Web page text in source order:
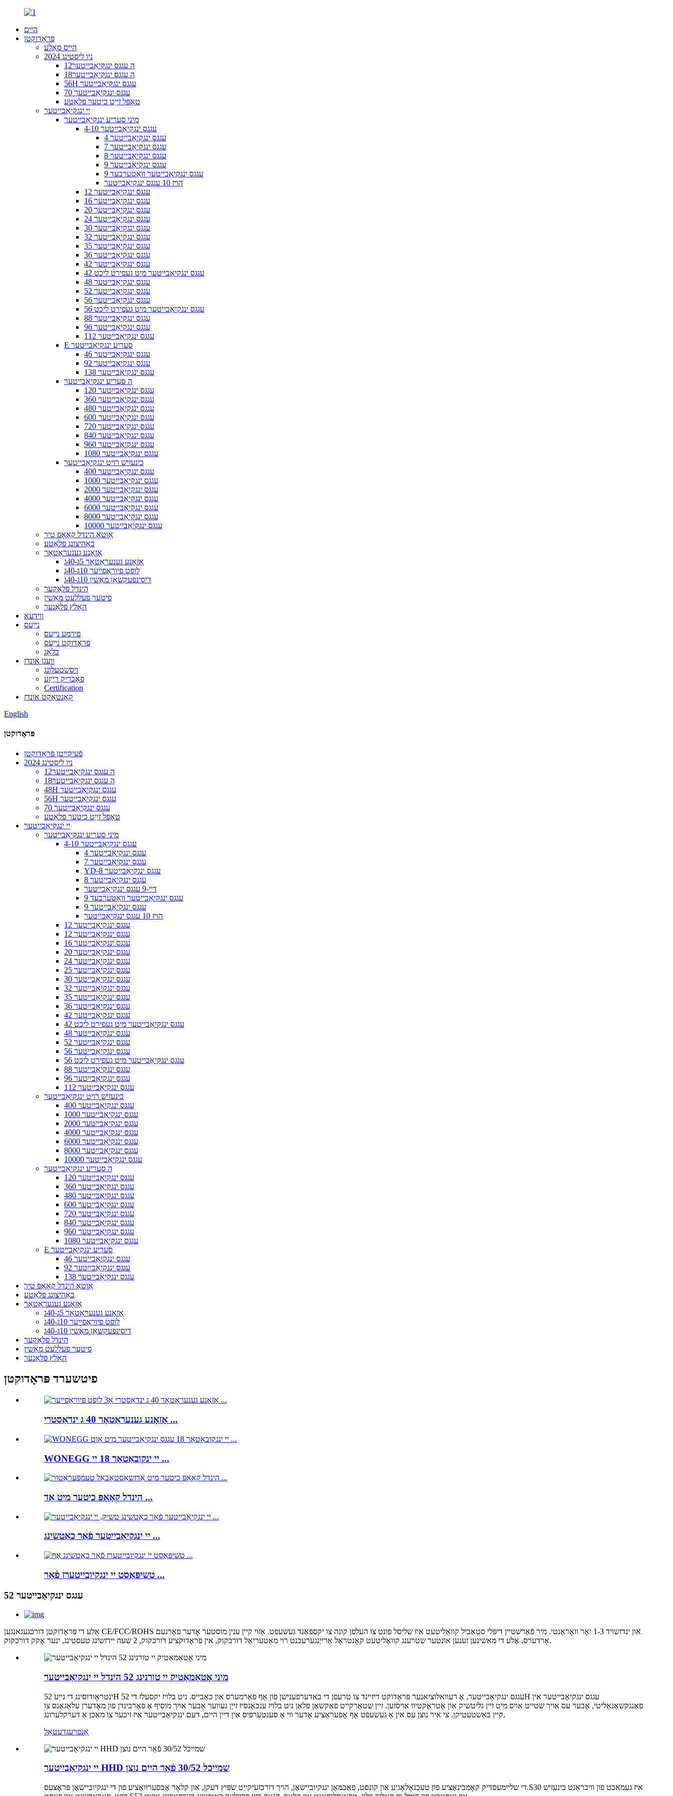
היים
פּראָדוקטן
הייס סאַלע
2024 ניו ליסטינג
12ה עגגס ינגקיאַבייטער
18ה עגגס ינגקיאַבייטער
56H עגגס ינגקיאַבייטער
70 עגגס ינגקיאַבייטער
טאָפּל זייַט כיטער פּלאַטע
יי ינגקיאַבייטער
מיני סעריע ינגקיאַבייטער
4-10 עגגס ינגקיאַבייטער
4 עגגס ינגקיאַבייטער
7 עגגס ינגקיאַבייטער
8 עגגס ינגקיאַבייטער
9 עגגס ינגקיאַבייטער
9 עגגס ינגקיאַבייטער וואָטערבעד
הויז 10 עגגס ינגקיאַבייטער
12 עגגס ינגקיאַבייטער
16 עגגס ינגקיאַבייטער
20 עגגס ינגקיאַבייטער
24 עגגס ינגקיאַבייטער
30 עגגס ינגקיאַבייטער
32 עגגס ינגקיאַבייטער
35 עגגס ינגקיאַבייטער
36 עגגס ינגקיאַבייטער
42 עגגס ינגקיאַבייטער
42 עגגס ינגקיאַבייטער מיט געפירט ליכט
48 עגגס ינגקיאַבייטער
52 עגגס ינגקיאַבייטער
56 עגגס ינגקיאַבייטער
56 עגגס ינגקיאַבייטער מיט געפירט ליכט
88 עגגס ינגקיאַבייטער
96 עגגס ינגקיאַבייטער
112 עגגס ינגקיאַבייטער
E סעריע ינגקיאַבייטער
46 עגגס ינגקיאַבייטער
92 עגגס ינגקיאַבייטער
138 עגגס ינגקיאַבייטער
ה סעריע ינגקיאַבייטער
120 עגגס ינגקיאַבייטער
360 עגגס ינגקיאַבייטער
480 עגגס ינגקיאַבייטער
600 עגגס ינגקיאַבייטער
720 עגגס ינגקיאַבייטער
840 עגגס ינגקיאַבייטער
960 עגגס ינגקיאַבייטער
1080 עגגס ינגקיאַבייטער
כינעזיש רויט ינגקיאַבייטער
400 עגגס ינגקיאַבייטער
1000 עגגס ינגקיאַבייטער
2000 עגגס ינגקיאַבייטער
4000 עגגס ינגקיאַבייטער
6000 עגגס ינגקיאַבייטער
8000 עגגס ינגקיאַבייטער
10000 עגגס ינגקיאַבייטער
אַוטאָ הינדל קאָאָפּ טיר
באַהיצונג פּלאַטע
אָזאָנע גענעראַטאָר
אָזאָנע גענעראַטאָר 5ג-40ג
לופט פּיוראַפייער 10ג-40ג
דיסינפעקשאַן מאַשין 10ג-40ג
הינדל פּלאַקער
פיטער פּעללעט מאַשין
האָלץ פּלאַנער
ווידעא
נייַעס
פירמע נייַעס
פּראָדוקט נייַעס
בלאָג
וועגן אונדז
ויסשטעלונג
פאַבריק רייַזע
Certification
קאָנטאַקט אונדז
English
פּראָדוקטן
פֿעיִקייטן פּראָדוקטן
2024 ניו ליסטינג
12ה עגגס ינגקיאַבייטער
18ה עגגס ינגקיאַבייטער
48H עגגס ינגקיאַבייטער
56H עגגס ינגקיאַבייטער
70 עגגס ינגקיאַבייטער
טאָפּל זייַט כיטער פּלאַטע
יי ינגקיאַבייטער
מיני סעריע ינגקיאַבייטער
4-10 עגגס ינגקיאַבייטער
4 עגגס ינגקיאַבייטער
7 עגגס ינגקיאַבייטער
YD-8 עגגס ינגקיאַבייטער
8 עגגס ינגקיאַבייטער
דיי-9 עגגס ינגקיאַבייטער
9 עגגס ינגקיאַבייטער וואָטערבעד
9 עגגס ינגקיאַבייטער
הויז 10 עגגס ינגקיאַבייטער
12 עגגס ינגקיאַבייטער
12 עגגס ינגקיאַבייטער
16 עגגס ינגקיאַבייטער
20 עגגס ינגקיאַבייטער
24 עגגס ינגקיאַבייטער
25 עגגס ינגקיאַבייטער
30 עגגס ינגקיאַבייטער
32 עגגס ינגקיאַבייטער
35 עגגס ינגקיאַבייטער
36 עגגס ינגקיאַבייטער
42 עגגס ינגקיאַבייטער
42 עגגס ינגקיאַבייטער מיט געפירט ליכט
48 עגגס ינגקיאַבייטער
52 עגגס ינגקיאַבייטער
56 עגגס ינגקיאַבייטער
56 עגגס ינגקיאַבייטער מיט געפירט ליכט
88 עגגס ינגקיאַבייטער
96 עגגס ינגקיאַבייטער
112 עגגס ינגקיאַבייטער
כינעזיש רויט ינגקיאַבייטער
400 עגגס ינגקיאַבייטער
1000 עגגס ינגקיאַבייטער
2000 עגגס ינגקיאַבייטער
4000 עגגס ינגקיאַבייטער
6000 עגגס ינגקיאַבייטער
8000 עגגס ינגקיאַבייטער
10000 עגגס ינגקיאַבייטער
ה סעריע ינגקיאַבייטער
120 עגגס ינגקיאַבייטער
360 עגגס ינגקיאַבייטער
480 עגגס ינגקיאַבייטער
600 עגגס ינגקיאַבייטער
720 עגגס ינגקיאַבייטער
840 עגגס ינגקיאַבייטער
960 עגגס ינגקיאַבייטער
1080 עגגס ינגקיאַבייטער
E סעריע ינגקיאַבייטער
46 עגגס ינגקיאַבייטער
92 עגגס ינגקיאַבייטער
138 עגגס ינגקיאַבייטער
אַוטאָ הינדל קאָאָפּ טיר
באַהיצונג פּלאַטע
אָזאָנע גענעראַטאָר
אָזאָנע גענעראַטאָר 5ג-40ג
לופט פּיוראַפייער 10ג-40ג
דיסינפעקשאַן מאַשין 10ג-40ג
הינדל פּלאַקער
פיטער פּעללעט מאַשין
האָלץ פּלאַנער
פיטשערד פּראָדוקטן
אָזאָנע גענעראַטאָר 40 ג ינדאַסטרי ...
WONEGG יי ינקובאַטאָר 18 יי ...
הינדל קאָאָפּ כיטער מיט אַד ...
יי ינגקיאַבייטער פֿאַר כאַטשינג ...
טשיפּאַסט יי ינגקיובייטערז פֿאַר ...
52 עגגס ינגקיאַבייטער
אַלע די פּראָדוקטן דורכגעגאנגען CE/FCC/ROHS און ינדזשויד 1-3 יאָר וואָראַנטי. מיר פֿאַרשטיין דיפּלי סטאַביל קוואַליטעט איז שליסל פונט צו העלפן קונה צו יקספּאַנד געשעפט. אַזוי קיין ענין מוסטער אָדער פאַרנעם
אָרדערס, אַלע די מאשינען זענען אונטער שטרענג קוואַליטעט קאָנטראָל אַרייַנגערעכנט רוי מאַטעריאַל דורכקוק, אין פּראָדוקציע דורכקוק, 2 שעה יידזשינג טעסטינג, ינער אָקק דורכקוק.
מיני אָטאַמאַטיק יי טורנינג 52 הינדל יי ינגקיאַבייטער
ינטראָודוסינג די נייַע 52H עגגס ינגקיאַבייטער, אַ רעוואלוציאנער פּראָדוקט דיזיינד צו טרעפן די באדערפענישן פון אָף פאַרמערס און כאַבייס. ניט בלויז יקסעלז די 52H עגגס ינגקיאַבייטער אין
פאַנגקשאַנאַליטי, אָבער עס אויך שטייט אויס מיט זיין גליטשיק און אַטראַקטיוו אויסזען. זיין שטאַרקייט פאַקשאַן פּלאַן ניט בלויז ענכאַנסיז זייַן געווער אָבער אויך מוסיף אַ פאַרבינדן פון מאָדערן עלאַגאַנס צו
קיין באַשטעטיקן. צי איר נוצן עס אין אַ געשעפט אָף אָפּעראַציע אָדער ווי אַ סענטערפּיס אין דיין היים, דעם ינגקיאַבייטער איז זיכער צו מאַכן אַ דערקלערונג.
אָנפרעגדעטאַל
יי ינגקיאַבייטער HHD שמייכל 30/52 פֿאַר היים נוצן
די שליימעסדיק קאָמבינאַציע פון ​​טעכנאָלאָגיע און קונסט, פאַכמאַן ינגקיוביישאַן, הויך דורכזעיקייַט שפּיץ דעקן, און קלאָר אָבסערוואַציע פון ​​די ינגקיוביישאַן פּראָצעס.S30 איז געמאכט פון וויבראַנט כינעזיש